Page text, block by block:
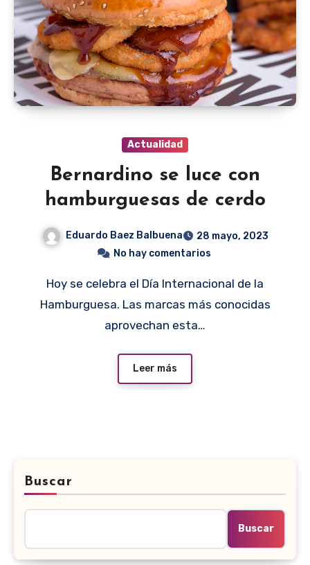
Actualidad
Bernardino se luce con
hamburguesas de cerdo
Eduardo Baez Balbuena
28 mayo, 2023
No hay comentarios
Hoy se celebra el Día Internacional de la
Hamburguesa. Las marcas más conocidas
aprovechan esta…
Leer más
Buscar
Buscar